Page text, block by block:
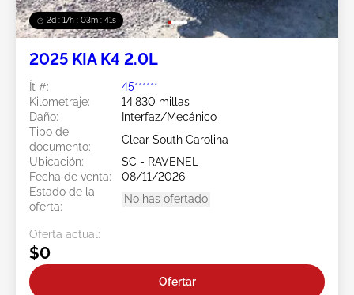
2d : 17h : 03m : 38s
2025 KIA K4 2.0L
Ít #:
45******
Kilometraje:
14,830 millas
Daño:
Interfaz/Mecánico
Tipo de
documento:
Clear South Carolina
Ubicación:
SC - RAVENEL
Fecha de venta:
08/11/2026
Estado de la
oferta:
No has ofertado
Oferta actual:
$0
Ofertar